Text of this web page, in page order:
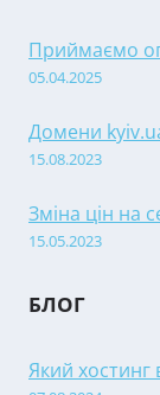
Приймаємо
05.04.2025
Домени
15.08.2023
Зміна цін на
15.05.2023
БЛОГ
Який хостинг